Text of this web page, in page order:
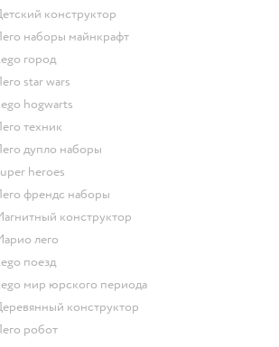
Детский конструктор
Лего наборы майнкрафт
Lego город
Лего star wars
Lego hogwarts
Лего техник
Лего дупло наборы
Super heroes
Лего френдс наборы
Магнитный конструктор
Марио лего
Lego поезд
Lego мир юрского периода
Деревянный конструктор
Лего робот